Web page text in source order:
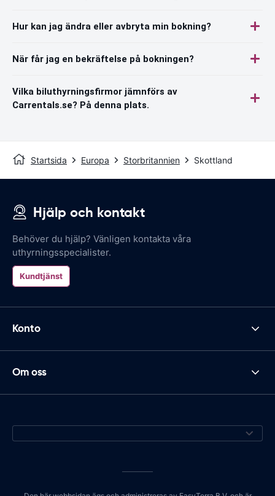
Hur kan jag ändra eller avbryta min bokning?
När får jag en bekräftelse på bokningen?
Vilka biluthyrningsfirmor jämnförs av
Carrentals.se? På denna plats.
Startsida Europa Storbritannien Skottland
Hjälp och kontakt
Behöver du hjälp? Vänligen kontakta våra
uthyrningsspecialister.
Kundtjänst
Konto
Om oss